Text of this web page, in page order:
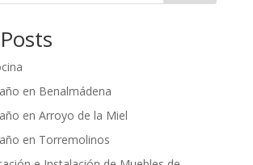
en Benalmádena
en Arroyo de la Miel
en Torremolinos